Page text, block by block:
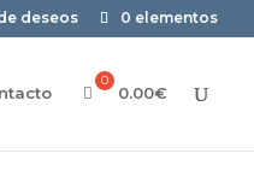
deseos 0 elementos
0.00€